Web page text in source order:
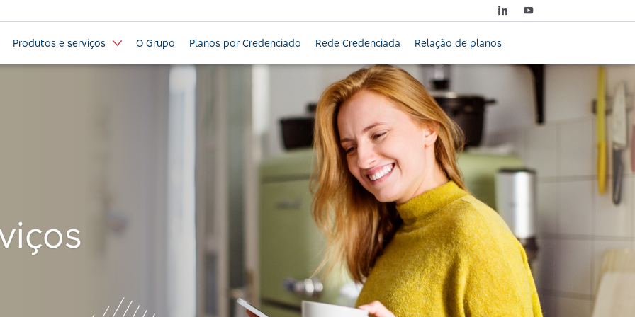
Produtos e serviços O Grupo Planos por Credenciado Rede Credenciada Relação de planos